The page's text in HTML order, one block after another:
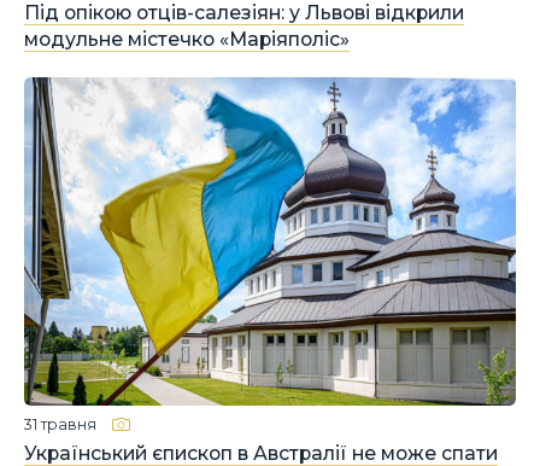
Під опікою отців-салезіян: у Львові відкрили
модульне містечко «Маріяполіс»
Український єпископ в Австралії не може спати
31 травня